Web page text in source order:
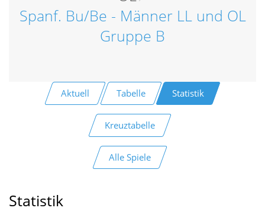
Spanf. Bu/Be - Männer LL und OL
Gruppe B
Aktuell Tabelle Statistik
Kreuztabelle
Alle Spiele
Statistik